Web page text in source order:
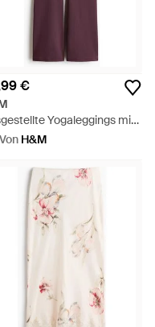
€
Yogaleggings mit
- Lila
Von H&M